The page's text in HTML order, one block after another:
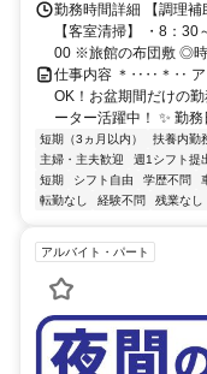
勤務時間詳細 【調理
【客室清掃】 ・8：
00 ※旅館の布団敷 ◎
仕事内容 ＊‥‥＊‥ ア
OK！お盆期間だけの
ーター活躍中！ ✨ 勤
短期（3ヵ月以内） 扶養内勤
主婦・主夫歓迎
週1シフト提
短期
シフト自由 学歴不問
転勤なし
経験不問 残業なし
アルバイト・パート